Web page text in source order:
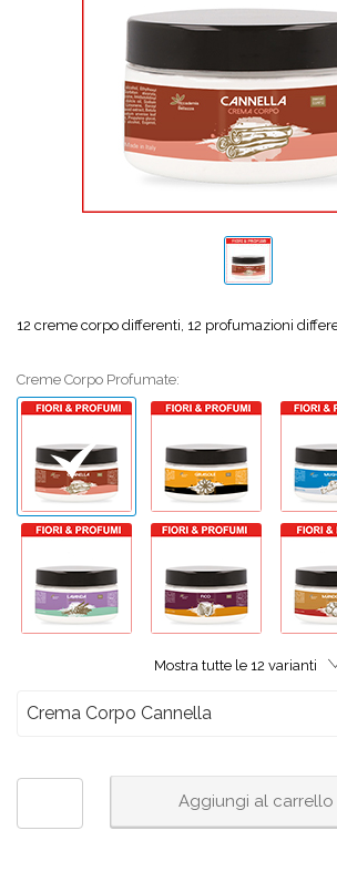
12 creme corpo differenti, 12 profumazioni
Creme Corpo Profumate:
Mostra tutte le 12 varianti